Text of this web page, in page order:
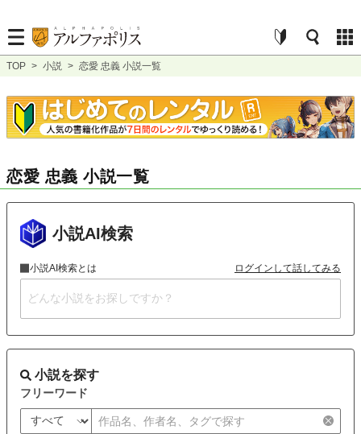
TOP > 小説 > 恋愛 忠義 小説一覧
恋愛 忠義 小説一覧
小説AI検索
小説AI検索とは ログインして話してみる
小説を探す
フリーワード